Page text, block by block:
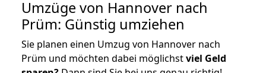
Umzüge von Hannover nach
Prüm: Günstig umziehen
Sie planen einen Umzug von Hannover nach
Prüm und möchten dabei möglichstviel Geld